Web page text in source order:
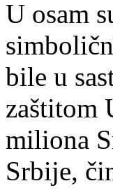
U osam
bile u
zaštitom
miliona
Srbije,